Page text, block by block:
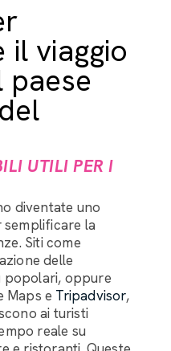
il viaggio
paese
UTILI PER I
diventate uno
la
Siti come
delle
popolari, oppure
Maps e Tripadvisor,
ai turisti
reale su